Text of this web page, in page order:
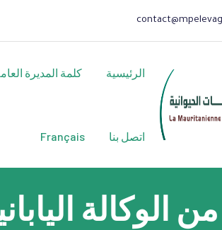
الرئيسية كلمة المديرة
اتصل بنا Français
الوكالة